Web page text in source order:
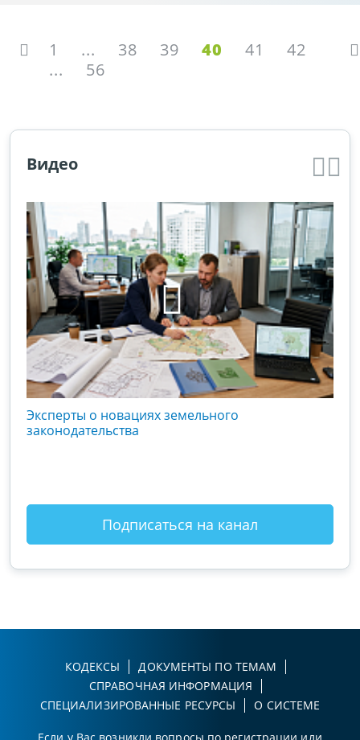
1 ... 38 39 40 41
42
...
56
Видео
Эксперты о новациях земельного
законодательства
Подписаться на канал
КОДЕКСЫ
ДОКУМЕНТЫ ПО ТЕМАМ
СПРАВОЧНАЯ ИНФОРМАЦИЯ
СПЕЦИАЛИЗИРОВАННЫЕ РЕСУРСЫ
О СИСТЕМЕ